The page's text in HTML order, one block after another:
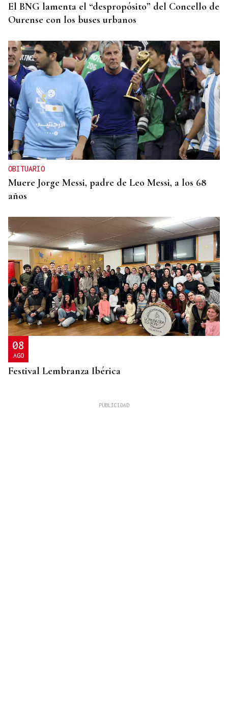
El BNG lamenta el “despropósito” del Concello de
Ourense con los buses urbanos
OBITUARIO
Muere Jorge Messi, padre de Leo Messi, a los 68
años
08
AGO
Festival Lembranza Ibérica